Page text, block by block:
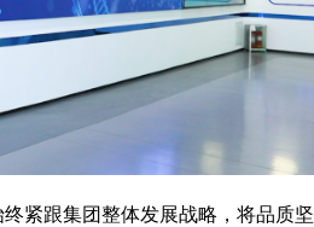
紧跟集团整体发展战略，将品质坚